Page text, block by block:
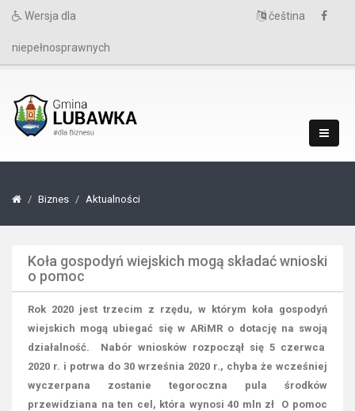
Wersja dla
niepełnosprawnych
čeština
Biznes Aktualności
Koła gospodyń wiejskich mogą składać wnioski
o pomoc
Rok 2020 jest trzecim z rzędu, w którym koła gospodyń
wiejskich mogą ubiegać się w ARiMR o dotację na swoją
działalność. Nabór wniosków rozpoczął się 5 czerwca
2020 r. i potrwa do 30 września 2020 r., chyba że wcześniej
wyczerpana zostanie tegoroczna pula środków
przewidziana na ten cel, która wynosi 40 mln zł O pomoc